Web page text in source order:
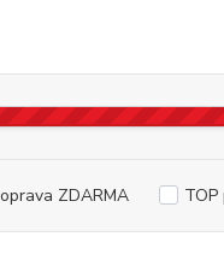
ZDARMA